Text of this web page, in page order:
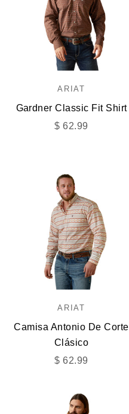
ARIAT
Gardner Classic Fit Shirt
Precio de oferta
$ 62.99
ARIAT
Camisa Antonio De Corte
Clásico
Precio de oferta
$ 62.99